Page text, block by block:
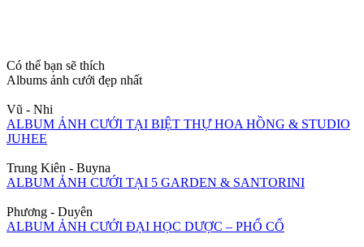
Có thể bạn sẽ thích
Albums ảnh cưới đẹp nhất
Vũ - Nhi
ALBUM ẢNH CƯỚI TẠI BIỆT THỰ HOA HỒNG & STUDIO
JUHEE
Trung Kiên - Buyna
ALBUM ẢNH CƯỚI TẠI 5 GARDEN & SANTORINI
Phương - Duyên
ALBUM ẢNH CƯỚI ĐẠI HỌC DƯỢC – PHỐ CỔ